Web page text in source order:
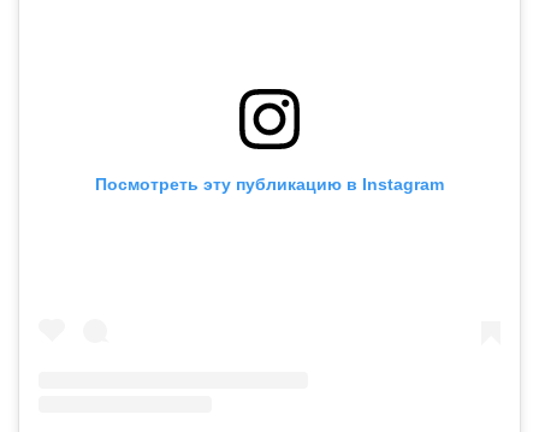
Посмотреть эту публикацию в Instagram